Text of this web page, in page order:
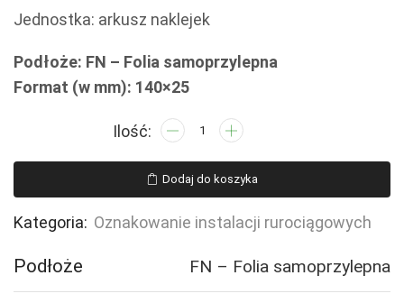
Jednostka: arkusz naklejek
Podłoże: FN – Folia samoprzylepna
Format (w mm): 140×25
ilość
POWIETRZE
PRZEMYSŁOWE
-
naklejek
Dodaj do koszyka
Kategoria: Oznakowanie instalacji rurociągowych
Podłoże FN – Folia samoprzylepna